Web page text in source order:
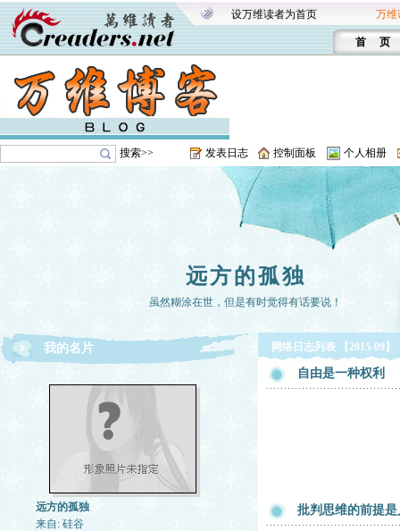
设万维读者为首页 万维
首 页
搜索>> 发表日志 控制面板 个人相册
远方的孤独
虽然糊涂在世，但是有时觉得有话要说！
我的名片
远方的孤独
来自: 硅谷
网络日志列表 【2015-09】
自由是一种权利
批判思维的前提